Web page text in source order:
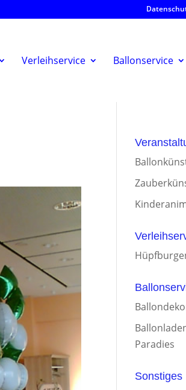
Verleihservice Ballonservice
Paradies
Sonstiges